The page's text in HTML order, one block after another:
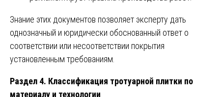
Знание этих документов позволяет эксперту дать
однозначный и юридически обоснованный ответ о
соответствии или несоответствии покрытия
установленным требованиям.
Раздел 4. Классификация тротуарной плитки по
материалу и технологии